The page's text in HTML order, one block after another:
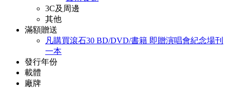
3C及周邊
其他
滿額贈送
凡購買滾石30 BD/DVD/書籍 即贈演唱會紀念場刊
一本
發行年份
載體
廠牌